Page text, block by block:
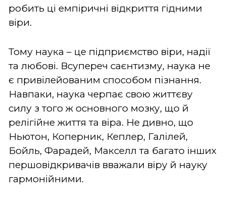
робить ці емпіричні відкриття гідними
віри.
Тому наука – це підприємство віри, надії
та любові. Всупереч саєнтизму, наука не
є привілейованим способом пізнання.
Навпаки, наука черпає свою життєву
силу з того ж основного мозку, що й
релігійне життя та віра. Не дивно, що
Ньютон, Коперник, Кеплер, Галілей,
Бойль, Фарадей, Макселл та багато інших
першовідкривачів вважали віру й науку
гармонійними.